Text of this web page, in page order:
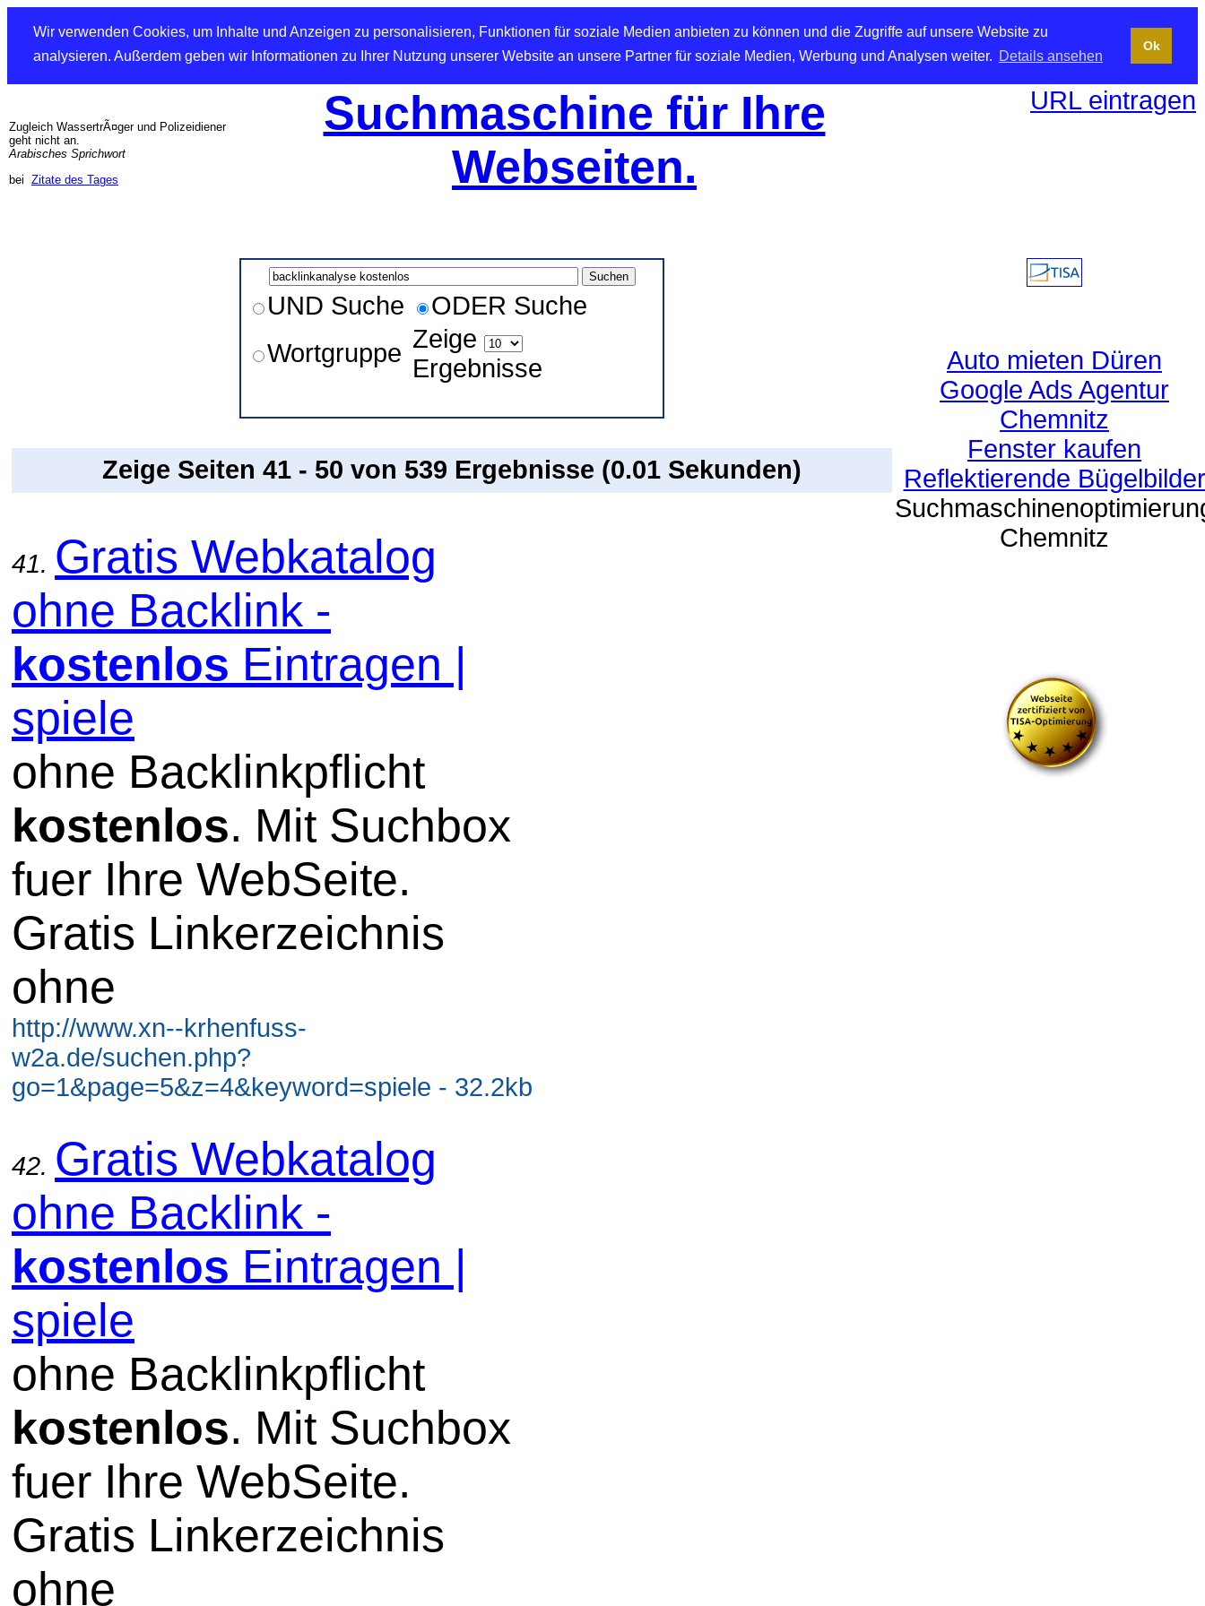
Wir verwenden Cookies, um Inhalte und Anzeigen zu personalisieren, Funktionen für soziale Medien anbieten zu können und die Zugriffe auf unsere Website zu
analysieren. Außerdem geben wir Informationen zu Ihrer Nutzung unserer Website an unsere Partner für soziale Medien, Werbung und Analysen weiter. Details ansehen
Ok
Zugleich WassertrÃ¤ger und Polizeidiener
geht nicht an.
Arabisches Sprichwort
bei Zitate des Tages
Suchmaschine für Ihre
Webseiten.
URL eintragen
UND Suche
ODER Suche
Wortgruppe Zeige
Ergebnisse
Zeige Seiten 41 - 50 von 539 Ergebnisse (0.01 Sekunden)
41. Gratis Webkatalog
ohne Backlink -
kostenlos Eintragen |
spiele
ohne Backlinkpflicht
kostenlos. Mit Suchbox
fuer Ihre WebSeite.
Gratis Linkerzeichnis
ohne
http://www.xn--krhenfuss-
w2a.de/suchen.php?
go=1&page=5&z=4&keyword=spiele - 32.2kb
42. Gratis Webkatalog
ohne Backlink -
kostenlos Eintragen |
spiele
ohne Backlinkpflicht
kostenlos. Mit Suchbox
fuer Ihre WebSeite.
Gratis Linkerzeichnis
ohne
Auto mieten Düren
Google Ads Agentur
Chemnitz
Fenster kaufen
Reflektierende Bügelbilder
Chemnitz